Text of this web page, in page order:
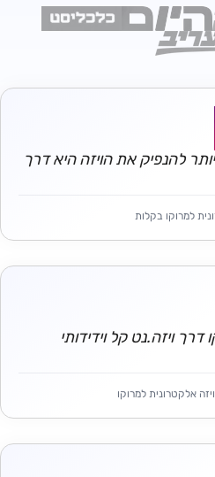
להנפיק את הויזה היא דרך
למרוקו בקלות
ויזה.נט קל וידידותי
אלקטרונית למרוקו